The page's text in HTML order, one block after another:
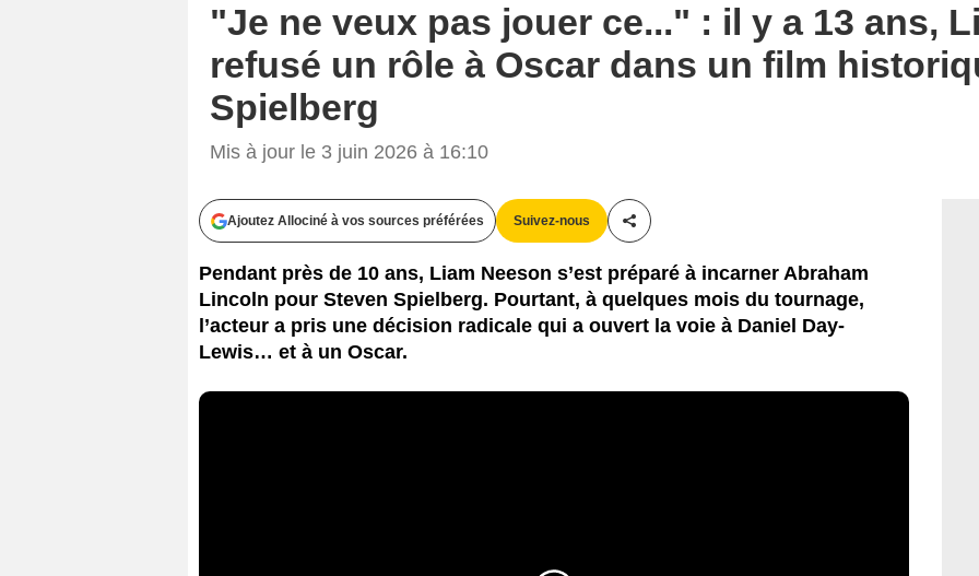
"Je ne veux pas jouer ce..." : il y a 13 ans,
refusé un rôle à Oscar dans un film
Spielberg
Mis à jour le 3 juin 2026 à 16:10
Ajoutez Allociné à vos sources préférées Suivez-nous
Partager cet article
Pendant près de 10 ans, Liam Neeson s’est préparé à incarner Abraham
Lincoln pour Steven Spielberg. Pourtant, à quelques mois du tournage,
l’acteur a pris une décision radicale qui a ouvert la voie à Daniel Day-
Lewis… et à un Oscar.